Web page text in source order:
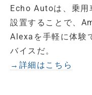
Echo Autoは、乗用
設置することで、
Alexaを手軽に体験
バイスだ。
→詳細はこちら